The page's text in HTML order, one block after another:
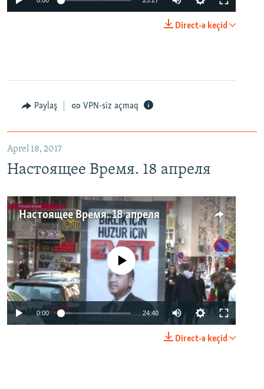
Direct-ə keçid
Paylaş VPN-siz açmaq
Aprel 18, 2017
Настоящее Время. 18 апреля
Настоящее Время. 18 апреля
No media source currently available
0:00 24:40
Direct-ə keçid